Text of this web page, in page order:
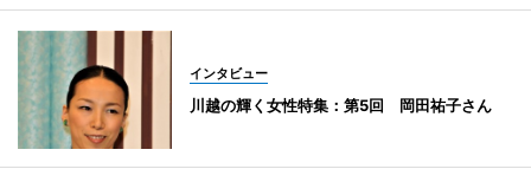
インタビュー
川越の輝く女性特集：第5回 岡田祐子さん